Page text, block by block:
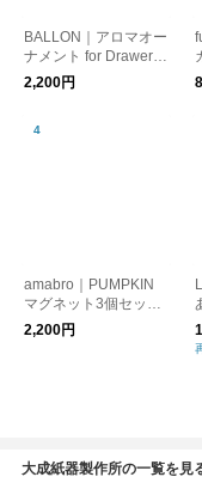
BALLON｜アロマオー
ナメント for Drawer D
AIFUKU Face A
2,200円
amabro｜PUMPKIN
マグネット3個セット
【インテリア小物】
2,200円
大成紙器製作所の一覧を見